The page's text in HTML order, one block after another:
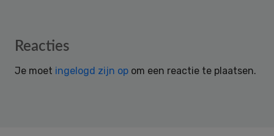
Reader
Reacties
Je moet ingelogd zijn op om een reactie te plaatsen.